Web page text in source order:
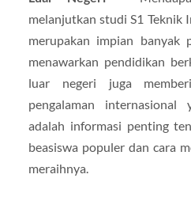
melanjutkan studi S1 Teknik
merupakan impian banyak
menawarkan pendidikan
luar negeri juga
pengalaman internasional
adalah informasi penting
beasiswa populer dan cara
meraihnya.